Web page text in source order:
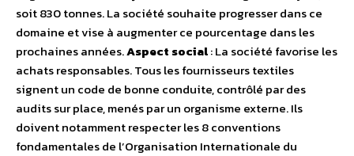
soit 830 tonnes. La société souhaite progresser dans ce
domaine et vise à augmenter ce pourcentage dans les
prochaines années.Aspect social: La société favorise les
achats responsables. Tous les fournisseurs textiles
signent un code de bonne conduite, contrôlé par des
audits sur place, menés par un organisme externe. Ils
doivent notamment respecter les 8 conventions
fondamentales de l’Organisation Internationale du